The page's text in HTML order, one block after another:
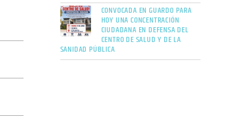
CONVOCADA EN GUARDO PARA
HOY UNA CONCENTRACIÓN
CIUDADANA EN DEFENSA DEL
CENTRO DE SALUD Y DE LA
SANIDAD PÚBLICA